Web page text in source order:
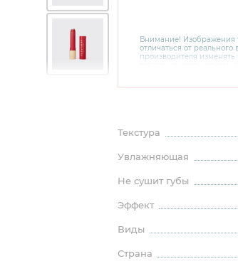
Внимание! Изображения
отличаться от
производителя
консультантов по
Текстура
Увлажняющая
Не сушит губы
Эффект
Виды
Страна